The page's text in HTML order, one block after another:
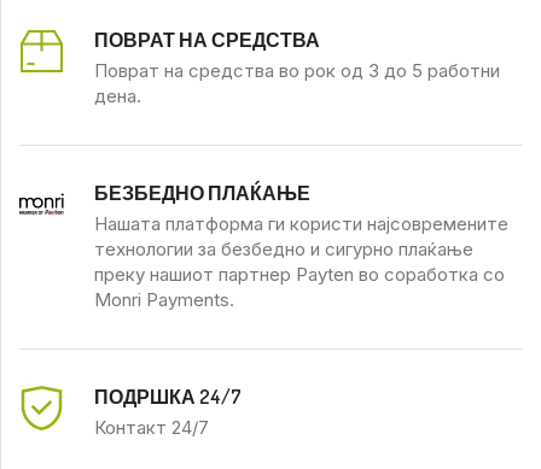
ПОВРАТ НА СРЕДСТВА
Поврат на средства во рок од 3 до 5 работни
дена.
БЕЗБЕДНО ПЛАЌАЊЕ
Нашата платформа ги користи најсовремените
технологии за безбедно и сигурно плаќање
преку нашиот партнер Payten во соработка со
Monri Payments.
ПОДРШКА 24/7
Контакт 24/7